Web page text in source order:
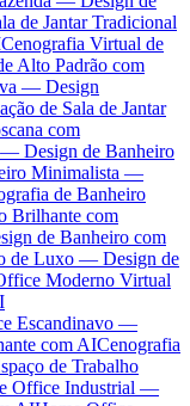
de Jantar Tradicional
Cenografia Virtual de
Alto Padrão com
— Design
de Sala de Jantar
com
Design de Banheiro
Minimalista —
de Banheiro
Brilhante com
de Banheiro com
de Luxo — Design de
Moderno Virtual
Escandinavo —
com AICenografia
de Trabalho
Office Industrial —